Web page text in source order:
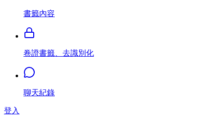
書籤內容
卷證書籤、去識別化
聊天紀錄
登入